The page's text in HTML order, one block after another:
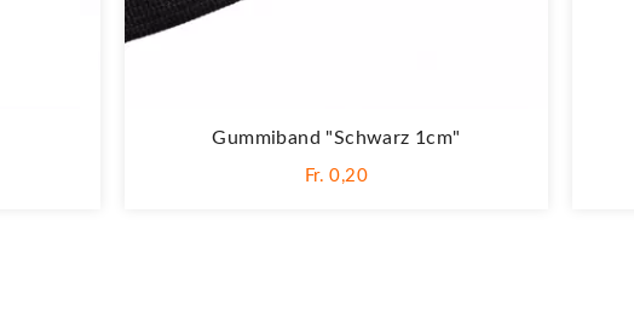
Gummiband "Schwarz 1cm"
Fr. 0,20